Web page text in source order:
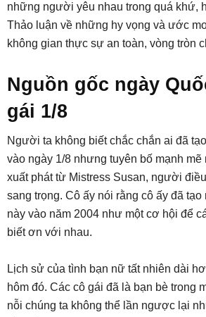
những người yêu nhau trong quá khứ,
Thảo luận về những hy vọng và ước
không gian thực sự an toàn, vòng tròn
Nguồn gốc ngày
gái 1/8
Người ta không biết chắc chắn ai đã
vào ngày 1/8 nhưng tuyên bố mạnh
xuất phát từ Mistress Susan, người
sang trọng. Cô ấy nói rằng cô ấy đã tạo
này vào năm 2004 như một cơ hội để
biết ơn với nhau.
Lịch sử của tình bạn nữ tất nhiên dài
hôm đó. Các cô gái đã là bạn bè trong
nỗi chúng ta không thể lần ngược lại